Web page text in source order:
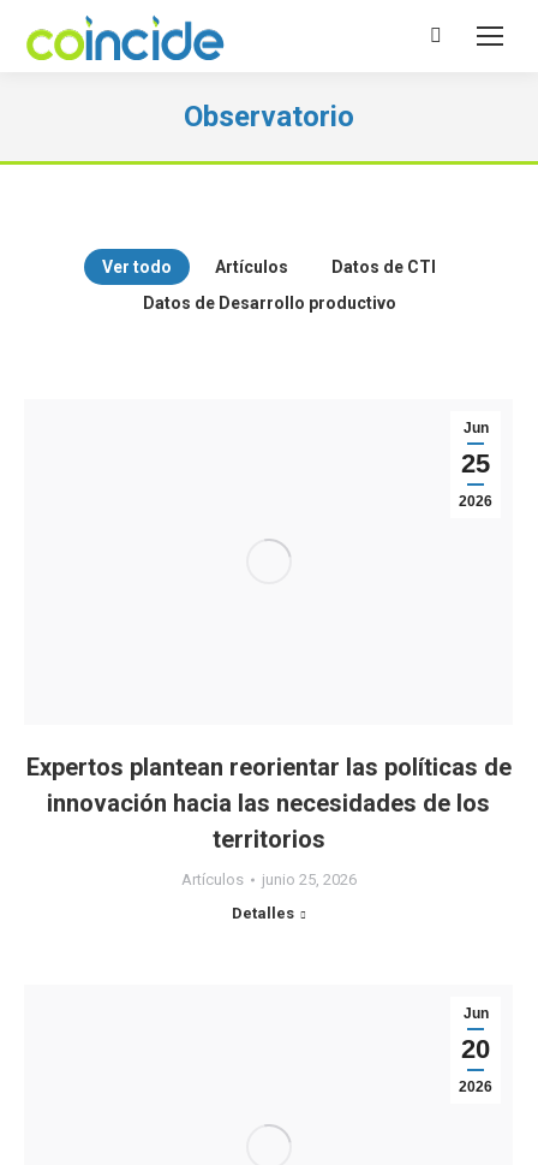
Buscar:
Observatorio
Ver todo Artículos
Datos de CTI
Datos de Desarrollo productivo
Jun
25
2026
Expertos plantean reorientar las políticas de
innovación hacia las necesidades de los
territorios
Artículos
junio 25, 2026
Detalles
Jun
20
2026